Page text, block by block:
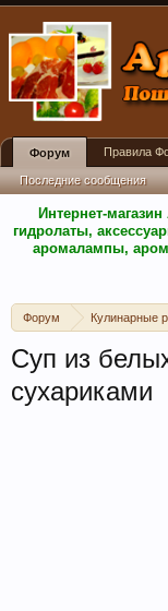
Интернет-
гидролаты,
аромалампы,
Форум Кулинарные
Суп из
сухариками
Форум
Последние сообщения
Правила